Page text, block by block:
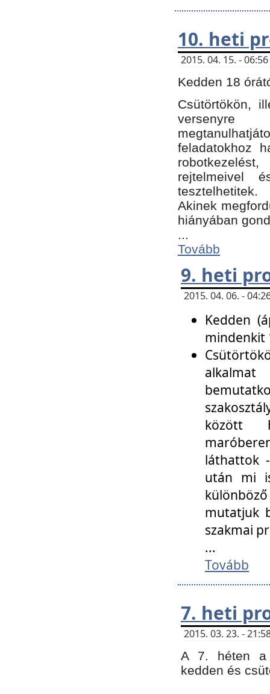
10. heti
2015. 04. 15. -
Kedden 18
Csütörtökön,
versenyre
feladatokhoz
rejtelmeivel
tesztelhetitek.
Akinek
hiányában
...
Tovább
9. heti
2015. 04. 06. -
Kedden
mindenkit
között
láthattok
után mi
mutatjuk
szakmai
...
Tovább
7. heti
2015. 03. 23. -
A 7. héten a
kedden és